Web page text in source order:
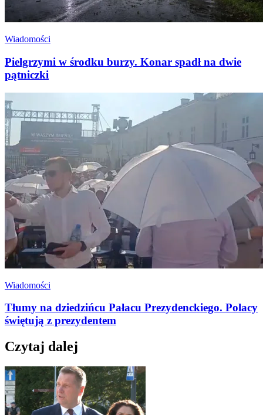
Wiadomości
Pielgrzymi w środku burzy. Konar spadł na dwie
pątniczki
Wiadomości
Tłumy na dziedzińcu Pałacu Prezydenckiego. Polacy
świętują z prezydentem
Czytaj dalej